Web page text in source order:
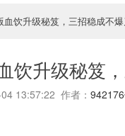
血饮升级秘笈，三招稳成不
饮升级秘笈
13:57:22 作者：